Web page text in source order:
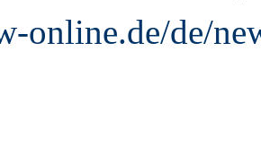
online.de/de/